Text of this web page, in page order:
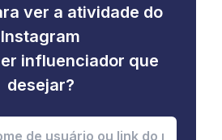
ver a atividade do
Instagram
influenciador que
desejar?